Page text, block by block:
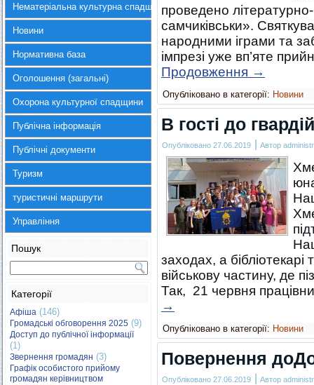
Нематеріальна культурна спадщина
Новини
Нормативна база
Оголошення (загальні)
Охорона культурної спадщини
Публічна інформація
Публічні документи
Туризм
туристичні маршрути
Управління
Пошук
Категорії
Афіша (146)
Громадські обговорення 2025 (9)
Доступ до публічної інформації
(1)
Звернення громадян (3)
Графік особистого прийому
громадян керівництвом
проведено
самчиківськи».
народними іграми та
імпрезі уже вп’яте
Продовження →
Опубліковано в категорії: Новини
В гості до
Опубліковано 27.06.2019 | Автор
заходах, а бібліотекарі
військову частину, де
Так, 21 червня
→
Опубліковано в категорії: Новини
Повернення
Опубліковано 27.06.2019 | Автор